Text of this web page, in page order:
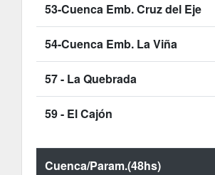
53-Cuenca Emb. Cruz del Eje
54-Cuenca Emb. La Viña
57 - La Quebrada
59 - El Cajón
Cuenca/Param.(48hs)